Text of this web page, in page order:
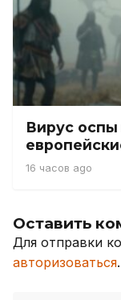
Вирус оспы
16 часов ago
Оставить
Для отправки
авторизоваться.